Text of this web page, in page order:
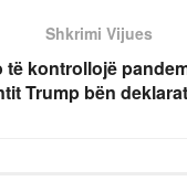
Shkrimi Vijues
të kontrollojë
Trump bën